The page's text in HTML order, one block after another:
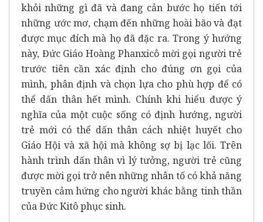
khỏi những gì đã và đang cản bước họ tiến tới
những ước mơ, chạm đến những hoài bão và đạt
được mục đích mà họ đã đặc ra. Trong ý hướng
này, Đức Giáo Hoàng Phanxicô mời gọi người trẻ
trước tiên cần xác định cho đúng ơn gọi của
mình, phân định và chọn lựa cho phù hợp để có
thể dấn thân hết mình. Chính khi hiểu được ý
nghĩa của một cuộc sống có định hướng, người
trẻ mới có thể dấn thân cách nhiệt huyết cho
Giáo Hội và xã hội mà không sợ bị lạc lối. Trên
hành trình dấn thân vì lý tưởng, người trẻ cũng
được mời gọi trở nên những nhân tố có khả năng
truyền cảm hứng cho người khác bằng tinh thần
của Đức Kitô phục sinh.